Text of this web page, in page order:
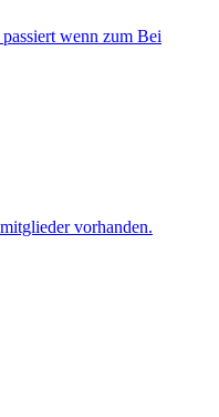
wenn zum Bei
vorhanden.